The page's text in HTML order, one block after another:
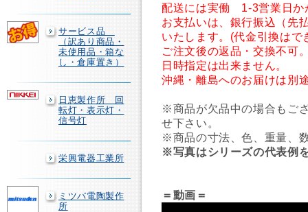
サービス品
（訳あり商品・
未使用品・箱な
し・倉庫置き）
日恵製作所 回
転灯・表示灯・
信号灯
栄興電器工業所
ミツバ電陶製作
所
配送には実働 1-3営業日か
お支払いは、銀行振込（先
いたします。(代金引換はで
ご注文後の返品・交換不可
日時指定は出来ません。
沖縄・離島へのお届けは別
※商品が欠品中の場合もご
せ下さい。
※商品の寸法、色、重量、
※写真はシリーズの代表例
＝動画＝